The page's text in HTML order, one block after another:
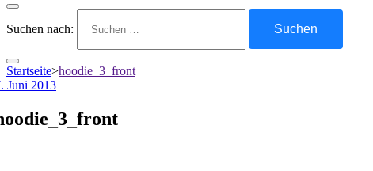
Suchen nach:
Startseite>hoodie_3_front
Juni 2013